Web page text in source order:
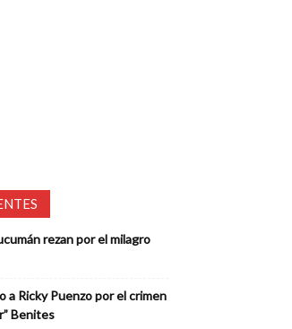
rezan por el milagro
a Ricky Puenzo por el crimen
Benites